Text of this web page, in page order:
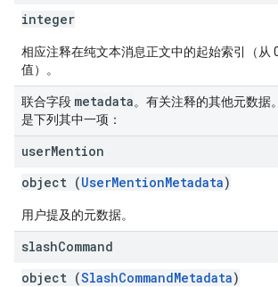
integer
相应注释在纯文本消息正文中的起始索引（从
值）。
联合字段 metadata。有关注释的其他元数据。
是下列其中一项：
userMention
object (UserMentionMetadata)
用户提及的元数据。
slashCommand
object (SlashCommandMetadata)